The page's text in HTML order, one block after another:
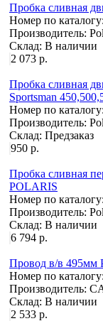
Пробка сливная
Номер по каталогу:
Производитель:
Склад: В наличии
2 073 р.
Пробка сливная
Sportsman
Номер по каталогу:
Производитель:
Склад: Предзаказ
950 р.
Пробка сливная
POLARIS
Номер по каталогу:
Производитель:
Склад: В наличии
6 794 р.
Провод в/в 495мм
Номер по каталогу:
Производитель:
Склад: В наличии
2 533 р.